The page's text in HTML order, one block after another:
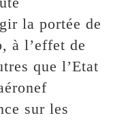
la portée de
à l’effet de
que l’Etat
sur les